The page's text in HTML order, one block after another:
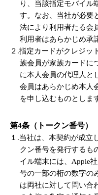
り、当該指定モバイル
す。なお、当社が必要
法により利用者たる会
利用者はあらかじめ承
２.指定カードがクレジッ
族会員が家族カードに
に本人会員の代理人と
会員はあらかじめ本人
を申し込むものとしま
第4条（トークン番号）
１.当社は、本契約が成立
クン番号を発行するも
イル端末には、Apple
号の一部の桁の数字の
は両社に対して問い合